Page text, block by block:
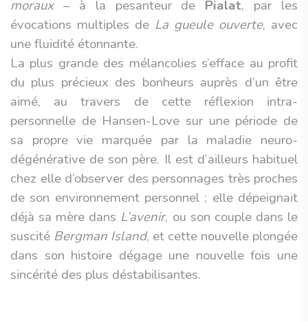
moraux– à la pesanteur de Pialat, par les
évocations multiples de La gueule ouverte, avec
une fluidité étonnante.
La plus grande des mélancolies s’efface au profit
du plus précieux des bonheurs auprès d’un être
aimé, au travers de cette réflexion intra-
personnelle de Hansen-Love sur une période de
sa propre vie marquée par la maladie neuro-
dégénérative de son père. Il est d’ailleurs habituel
chez elle d’observer des personnages très proches
de son environnement personnel ; elle dépeignait
déjà sa mère dans L’avenir, ou son couple dans le
suscité Bergman Island, et cette nouvelle plongée
dans son histoire dégage une nouvelle fois une
sincérité des plus déstabilisantes.